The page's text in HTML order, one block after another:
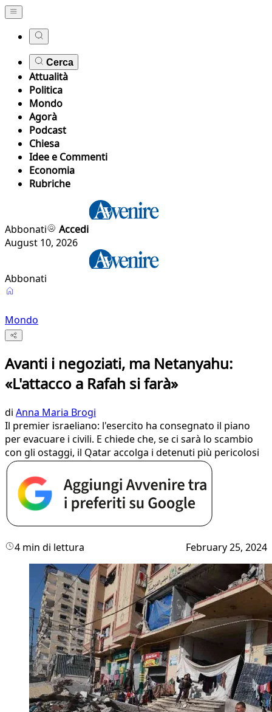
Cerca
Attualità
Politica
Mondo
Agorà
Podcast
Chiesa
Idee e Commenti
Economia
Rubriche
Abbonati
Accedi
August 10, 2026
Abbonati
Mondo
Avanti i negoziati, ma Netanyahu:
«L'attacco a Rafah si farà»
di Anna Maria Brogi
Il premier israeliano: l'esercito ha consegnato il piano
per evacuare i civili. E chiede che, se ci sarà lo scambio
con gli ostaggi, il Qatar accolga i detenuti più pericolosi
4 min di lettura February 25, 2024